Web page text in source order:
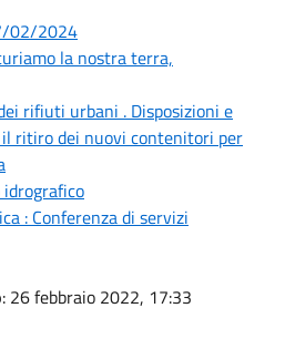
02/2024
la nostra terra,
rifiuti urbani . Disposizioni e
ritiro dei nuovi contenitori per
: Conferenza di servizi
: 26 febbraio 2022, 17:33